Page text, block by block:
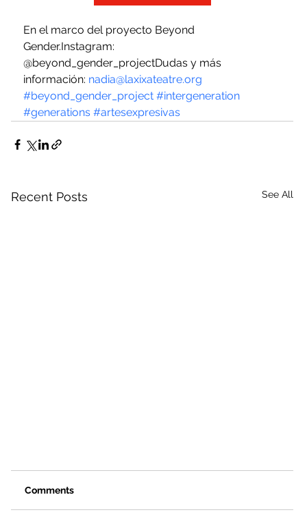
En el marco del proyecto Beyond
Gender.Instagram:
@beyond_gender_projectDudas y más
información: nadia@laxixateatre.org
#beyond_gender_project #intergeneration
#generations #artesexpresivas
Recent Posts See All
Comments